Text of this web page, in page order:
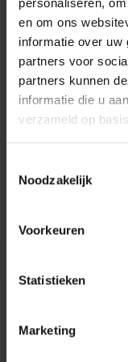
personaliseren,
en om ons
informatie over uw
partners voor
partners kunnen
informatie die u
verzameld op
Noodzakelijk
Voorkeuren
Statistieken
Marketing
BENOA
Tuin Loungestoel
Dubbel
Dubbele houten tuin
personen.
stijlvol en per...
499,00